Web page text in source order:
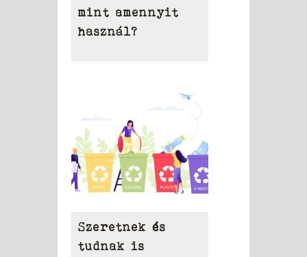
mint amennyit
használ?
Szeretnek és
tudnak is